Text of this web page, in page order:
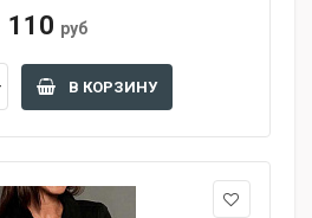
110 руб
В КОРЗИНУ